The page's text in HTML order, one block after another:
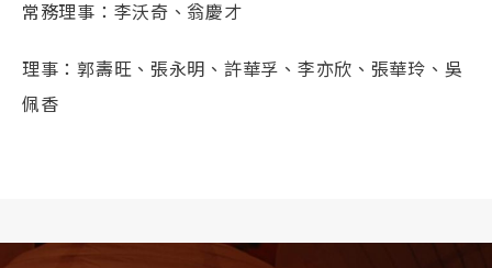
常務理事：李沃奇、翁慶才
理事：郭壽旺、張永明、許華孚、李亦欣、張華玲、吳
佩香